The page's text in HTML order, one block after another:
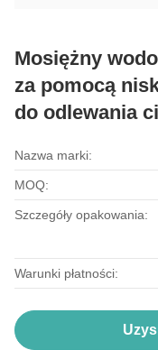
Mosiężny
za pomocą
do odlewania
Nazwa marki:
MOQ:
Szczegóły opakowania:
Warunki płatności: